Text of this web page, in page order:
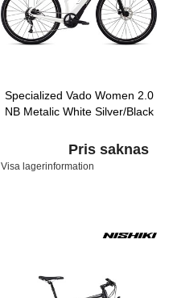
Specialized Vado Women 2.0
NB Metalic White Silver/Black
Pris saknas
Visa lagerinformation